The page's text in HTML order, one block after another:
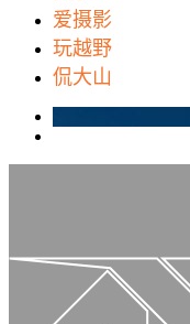
爱摄影
玩越野
侃大山